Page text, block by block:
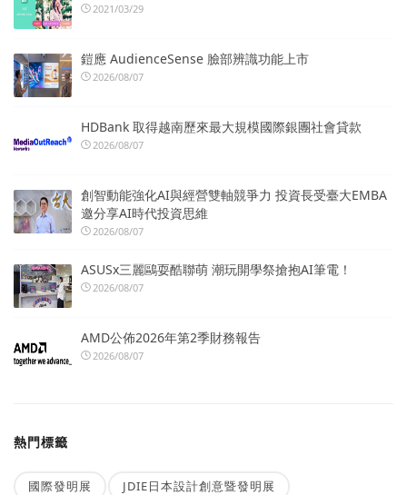
2021/03/29
鎧應 AudienceSense 臉部辨識功能上市
2026/08/07
HDBank 取得越南歷來最大規模國際銀團社會貸款
2026/08/07
創智動能強化AI與經營雙軸競爭力 投資長受臺大EMBA
邀分享AI時代投資思維
2026/08/07
ASUSx三麗鷗耍酷聯萌 潮玩開學祭搶抱AI筆電！
2026/08/07
AMD公佈2026年第2季財務報告
2026/08/07
熱門標籤
國際發明展 JDIE日本設計創意暨發明展